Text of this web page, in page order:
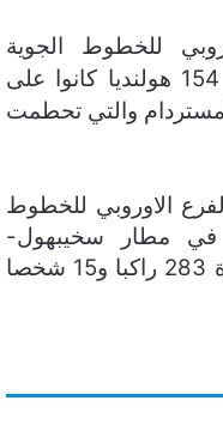
للخطوط الجوية
الماليزية ان 298 شخصا بينهم 154 هولنديا كانوا على
امستردام والتي تحطمت
الاوروبي للخطوط
في مطار سخيبهول-
امستردام “كان على متن الطائرة 283 راكبا و15 شخصا